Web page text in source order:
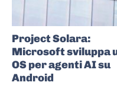
Project Solara:
Microsoft sviluppa
OS per agenti AI su
Android